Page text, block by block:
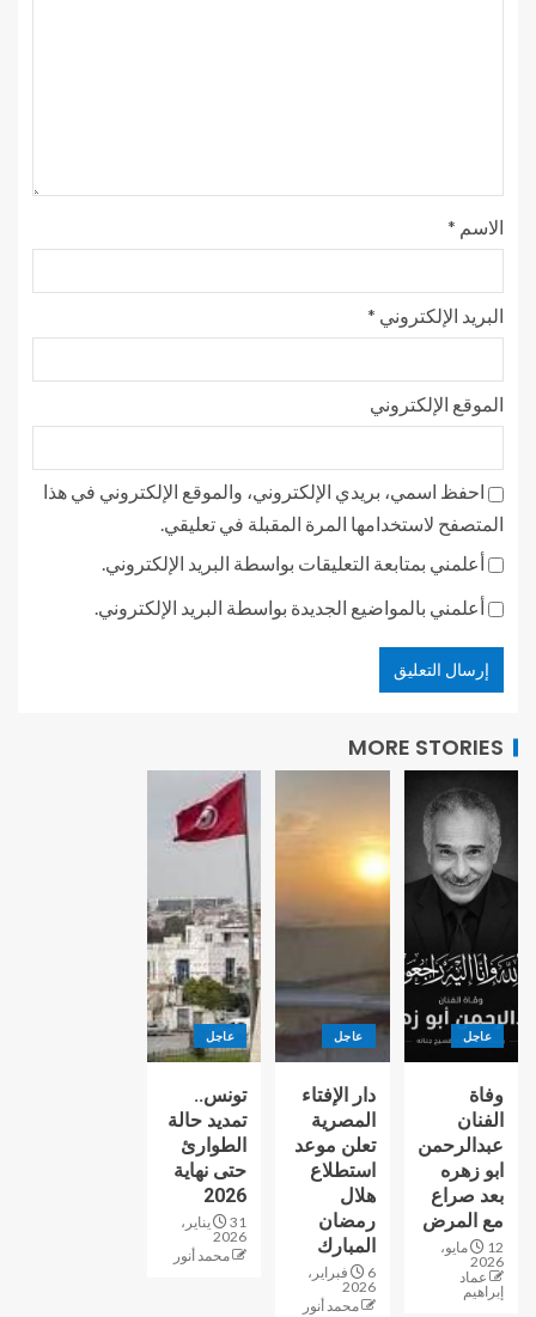
الاسم *
البريد الإلكتروني *
الموقع الإلكتروني
احفظ اسمي، بريدي الإلكتروني، والموقع الإلكتروني في هذا
المتصفح لاستخدامها المرة المقبلة في تعليقي.
أعلمني بمتابعة التعليقات بواسطة البريد الإلكتروني.
أعلمني بالمواضيع الجديدة بواسطة البريد الإلكتروني.
MORE STORIES
عاجل
وفاة
الفنان
عبدالرحمن
ابو زهره
بعد صراع
مع المرض
12 مايو،
2026
عماد
إبراهيم
عاجل
دار الإفتاء
المصرية
تعلن موعد
استطلاع
هلال
رمضان
المبارك
6 فبراير،
2026
محمد أنور
عاجل
تونس..
تمديد حالة
الطوارئ
حتى نهاية
2026
31 يناير،
2026
محمد أنور